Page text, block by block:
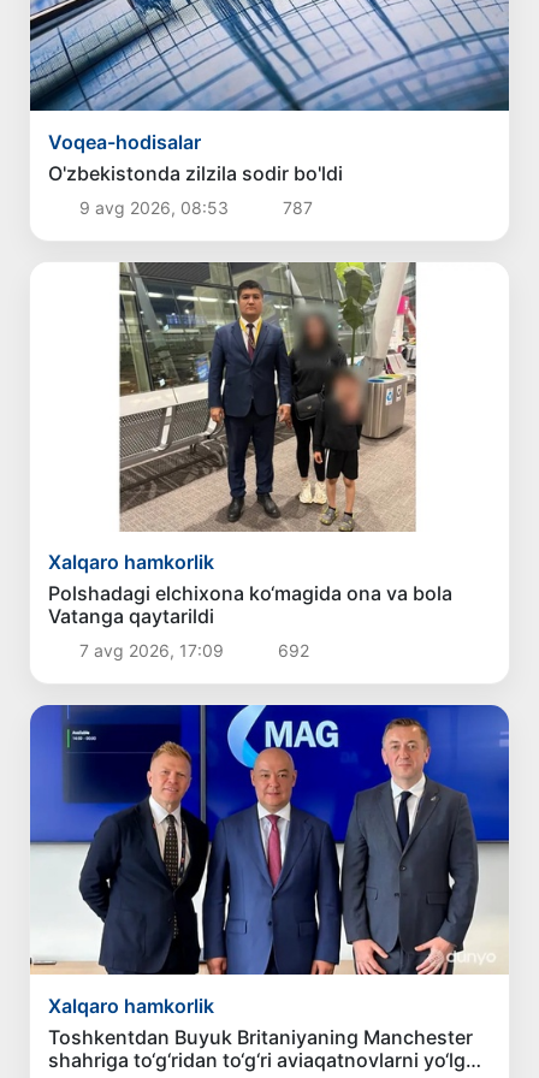
Voqea-hodisalar
O'zbekistonda zilzila sodir bo'ldi
9 avg 2026, 08:53 787
Xalqaro hamkorlik
Polshadagi elchixona ko‘magida ona va bola
Vatanga qaytarildi
7 avg 2026, 17:09 692
Xalqaro hamkorlik
Toshkentdan Buyuk Britaniyaning Manchester
shahriga to‘g‘ridan to‘g‘ri aviaqatnovlarni yo‘lga